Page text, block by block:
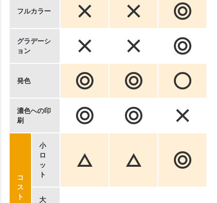
フルカラー
グラデーシ
ョン
発色
濃色への印
刷
コ
ス
ト
小
ロ
ッ
ト
大